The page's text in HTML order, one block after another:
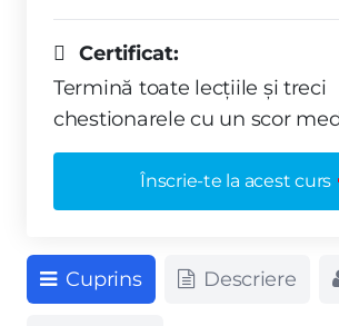
Certificat:
Termină toate lecțiile și treci
chestionarele cu un scor
Înscrie-te la acest curs
Cuprins Descriere